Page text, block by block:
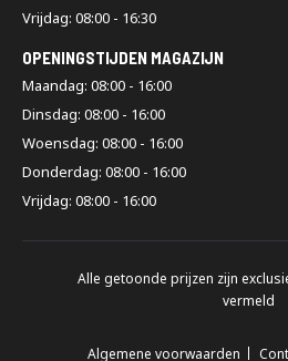
Vrijdag: 08:00 - 16:30
OPENINGSTIJDEN MAGAZIJN
Maandag: 08:00 - 16:00
Dinsdag: 08:00 - 16:00
Woensdag: 08:00 - 16:00
Donderdag: 08:00 - 16:00
Vrijdag: 08:00 - 16:00
Alle getoonde prijzen zijn
vermeld
Algemene voorwaarden